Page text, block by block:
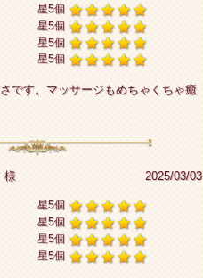
星5個
星5個
星5個
星5個
です。マッサージもめちゃくちゃ癒
様 2025/03/03
星5個
星5個
星5個
星5個